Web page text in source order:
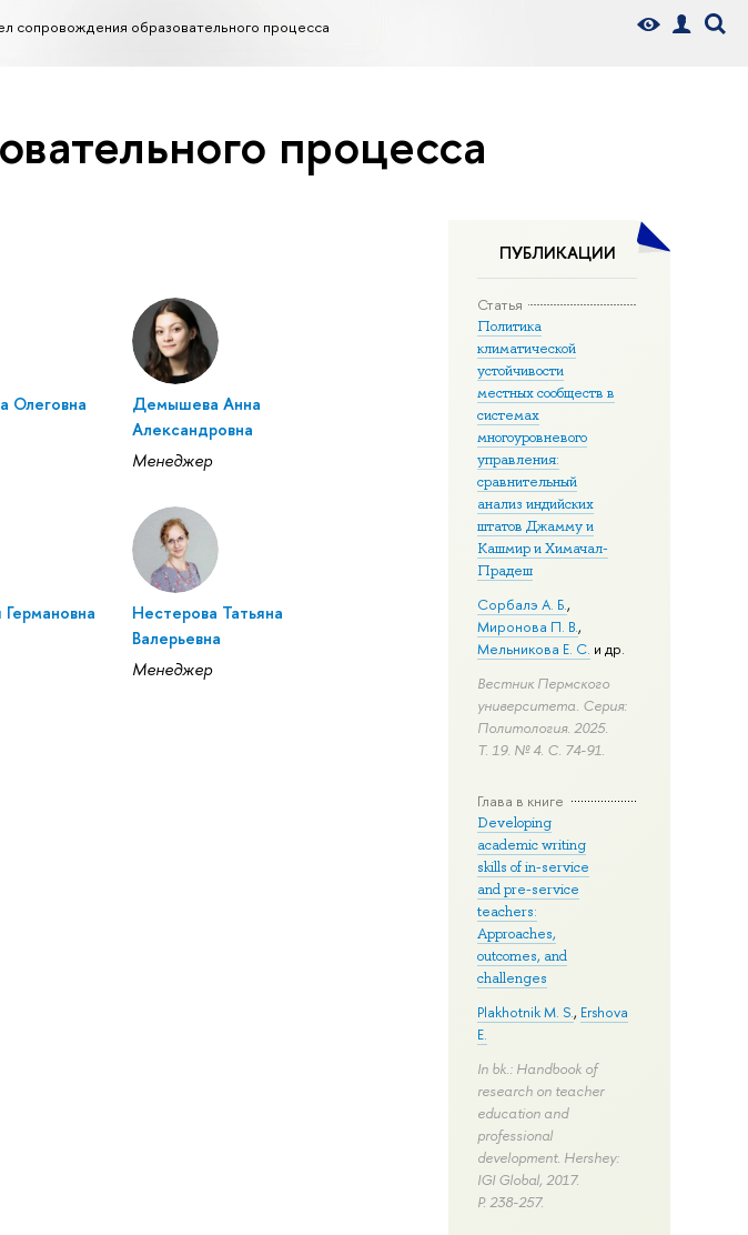
сопровождения образовательного процесса
процесса
ПУБЛИКАЦИИ
Статья
Политика
климатической
устойчивости
местных сообществ в
системах
многоуровневого
управления:
сравнительный
анализ индийских
штатов Джамму и
Кашмир и Химачал-
Прадеш
Сорбалэ А. Б.,
Миронова П. В.,
Мельникова Е. С. и др.
Вестник Пермского
университета. Серия:
Политология. 2025.
Т. 19. № 4. С. 74-91.
Глава в книге
Developing
academic writing
skills of in-service
and pre-service
teachers:
Approaches,
outcomes, and
challenges
Plakhotnik M. S., Ershova
E.
In bk.: Handbook of
research on teacher
education and
professional
development. Hershey:
IGI Global, 2017.
P. 238-257.
Олеговна
Демышева Анна
Александровна
Менеджер
Нестерова Татьяна
Валерьевна
Менеджер